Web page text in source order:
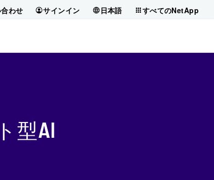
わせ サインイン 日本語 すべてのNetApp
型AI